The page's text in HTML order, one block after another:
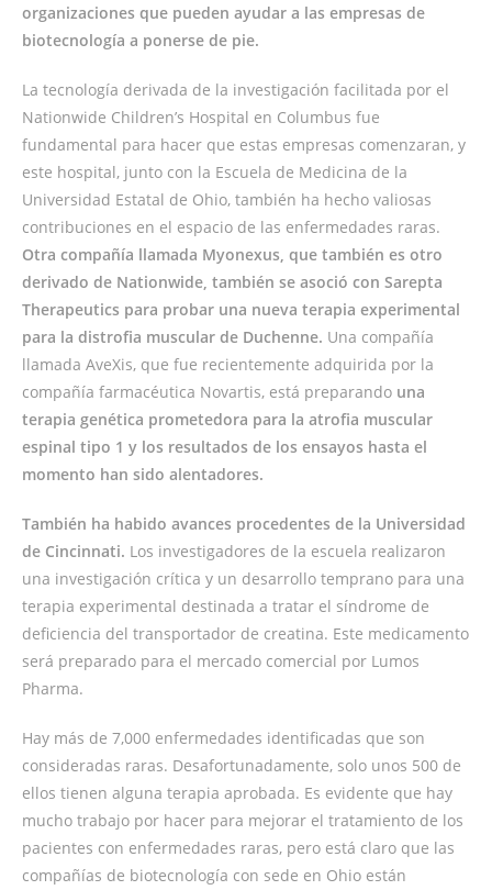
organizaciones que pueden ayudar a las empresas de
biotecnología a ponerse de pie.
La tecnología derivada de la investigación facilitada por el
Nationwide Children’s Hospital en Columbus fue
fundamental para hacer que estas empresas comenzaran, y
este hospital, junto con la Escuela de Medicina de la
Universidad Estatal de Ohio, también ha hecho valiosas
contribuciones en el espacio de las enfermedades raras.
Otra compañía llamada Myonexus, que también es otro
derivado de Nationwide, también se asoció con Sarepta
Therapeutics para probar una nueva terapia experimental
para la distrofia muscular de Duchenne. Una compañía
llamada AveXis, que fue recientemente adquirida por la
compañía farmacéutica Novartis, está preparando una
terapia genética prometedora para la atrofia muscular
espinal tipo 1 y los resultados de los ensayos hasta el
momento han sido alentadores.
También ha habido avances procedentes de la Universidad
de Cincinnati. Los investigadores de la escuela realizaron
una investigación crítica y un desarrollo temprano para una
terapia experimental destinada a tratar el síndrome de
deficiencia del transportador de creatina. Este medicamento
será preparado para el mercado comercial por Lumos
Pharma.
Hay más de 7,000 enfermedades identificadas que son
consideradas raras. Desafortunadamente, solo unos 500 de
ellos tienen alguna terapia aprobada. Es evidente que hay
mucho trabajo por hacer para mejorar el tratamiento de los
pacientes con enfermedades raras, pero está claro que las
compañías de biotecnología con sede en Ohio están